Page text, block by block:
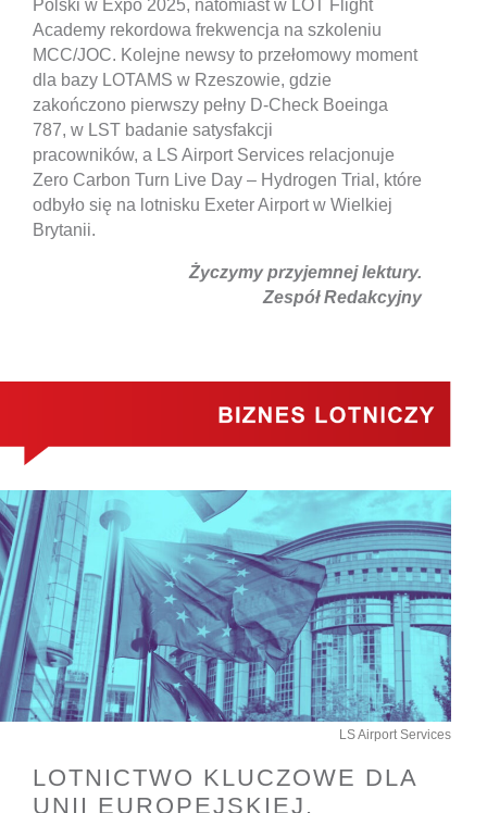
Polski w Expo 2025, natomiast w LOT Flight
Academy rekordowa frekwencja na szkoleniu
MCC/JOC. Kolejne newsy to przełomowy moment
dla bazy LOTAMS w Rzeszowie, gdzie
zakończono pierwszy pełny D‑Check Boeinga
787, w LST badanie satysfakcji
pracowników, a LS Airport Services relacjonuje
Zero Carbon Turn Live Day – Hydrogen Trial, które
odbyło się na lotnisku Exeter Airport w Wielkiej
Brytanii.
Życzymy przyjemnej lektury.
Zespół Redakcyjny
LS Airport Services
LOTNICTWO KLUCZOWE DLA
UNII EUROPEJSKIEJ.